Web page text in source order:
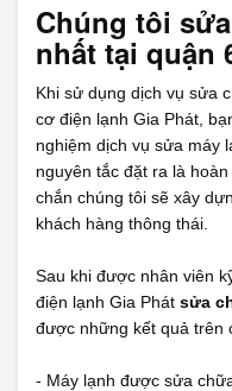
Chúng tôi
nhất tại quận
Khi sử dụng dịch vụ sửa
cơ điện lạnh Gia Phát,
nghiệm dịch vụ sửa máy
nguyên tắc đặt ra là
chắn chúng tôi sẽ xây
khách hàng thông thái.
Sau khi được nhân viên
điện lạnh Gia Phát sửa
được những kết quả trên
- Máy lạnh được sửa